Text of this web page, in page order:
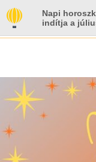
Napi
indítja a